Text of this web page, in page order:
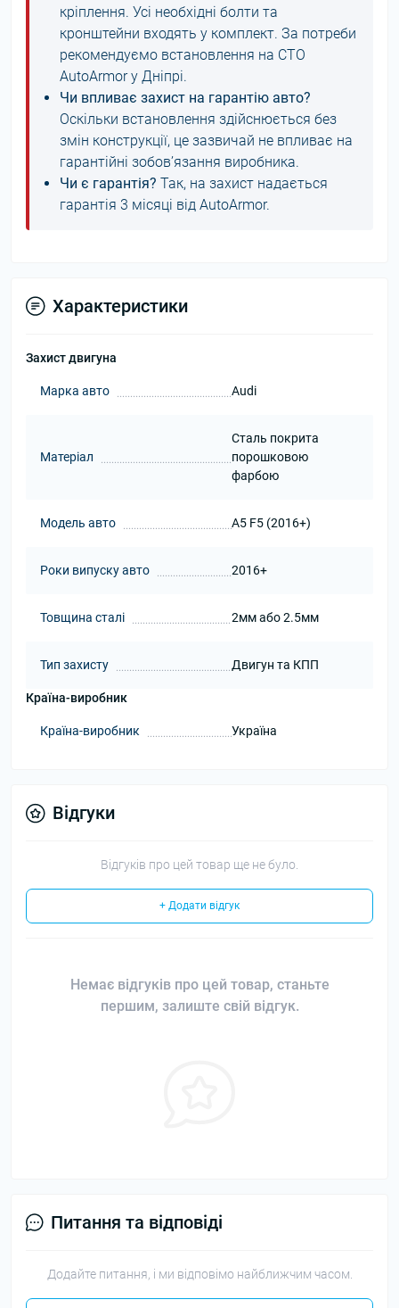
кріплення. Усі необхідні болти та
кронштейни входять у комплект. За потреби
рекомендуємо встановлення на СТО
AutoArmor у Дніпрі.
Чи впливає захист на гарантію авто?
Оскільки встановлення здійснюється без
змін конструкції, це зазвичай не впливає на
гарантійні зобов’язання виробника.
Чи є гарантія? Так, на захист надається
гарантія 3 місяці від AutoArmor.
Характеристики
Захист двигуна
Марка авто Audi
Матеріал
Сталь покрита
порошковою
фарбою
Модель авто A5 F5 (2016+)
Роки випуску авто 2016+
Товщина сталі 2мм або 2.5мм
Тип захисту Двигун та КПП
Країна-виробник
Країна-виробник Україна
Відгуки
Відгуків про цей товар ще не було.
+ Додати відгук
Немає відгуків про цей товар, станьте
першим, залиште свій відгук.
Питання та відповіді
Додайте питання, і ми відповімо найближчим часом.